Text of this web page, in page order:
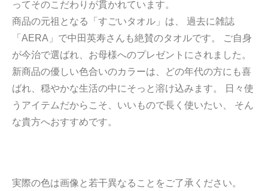
ってそのこだわりが貫かれています。
商品の元祖となる「すごいタオル」は、 過去に雑誌
「AERA」で中田英寿さんも絶賛のタオルです。 ご自身
が今治で選ばれ、お母様へのプレゼントにされました。
新商品の優しい色合いのカラーは、どの年代の方にも喜
ばれ、穏やかな生活の中にそっと溶け込みます。 日々使
うアイテムだからこそ、いいもので長く使いたい、 そん
な貴方へおすすめです。
実際の色は画像と若干異なることをご了承ください。